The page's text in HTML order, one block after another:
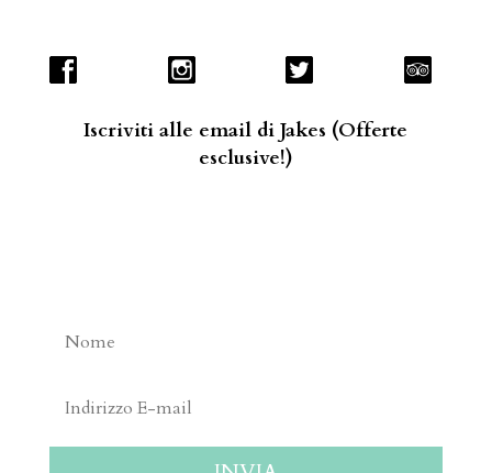
Iscriviti alle email di Jakes (Offerte
esclusive!)